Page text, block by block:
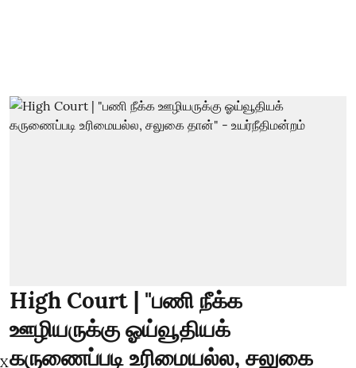
High Court | "பணி நீக்க
ஊழியருக்கு ஓய்வூதியக்
கருணைப்படி உரிமையல்ல, சலுகை
X